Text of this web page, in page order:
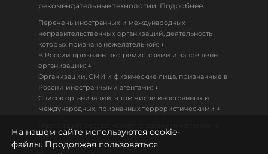
рекомендательные технологии. Подробнее.
Перечень иностранных и международных
неправительственных организаций, деятельность
которых признана нежелательной: ↓
В России признаны экстремистскими и запрещены
организации: ↓
Организации, СМИ и физические лица, признанные в
России иностранными агентами: ↓
Список организаций, в том числе иностранных и
международных, признанных террористическими ↓
18+
На нашем сайте используются cookie-
файлы. Продолжая пользоваться